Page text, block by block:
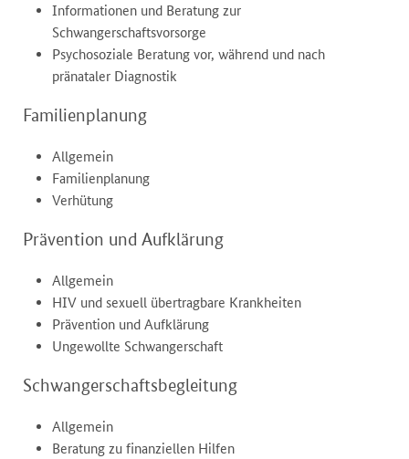
Informationen und Beratung zur
Schwangerschaftsvorsorge
Psychosoziale Beratung vor, während und nach
pränataler Diagnostik
Familienplanung
Allgemein
Familienplanung
Verhütung
Prävention und Aufklärung
Allgemein
HIV und sexuell übertragbare Krankheiten
Prävention und Aufklärung
Ungewollte Schwangerschaft
Schwangerschaftsbegleitung
Allgemein
Beratung zu finanziellen Hilfen